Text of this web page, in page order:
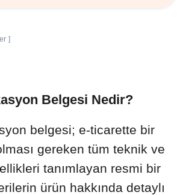
Belgesi Nedir?
belgesi; e-ticarette bir
gereken tüm teknik ve
tanımlayan resmi bir
ürün hakkında detaylı